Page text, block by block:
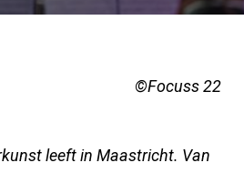
©Focuss 22
leeft in Maastricht. Van